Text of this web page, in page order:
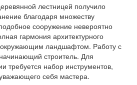
лестницей получило
благодаря множеству
сооружение невероятно
гармония архитектурного
ландшафтом. Работу с
строитель. Для
требуется набор инструментов,
себя мастера.